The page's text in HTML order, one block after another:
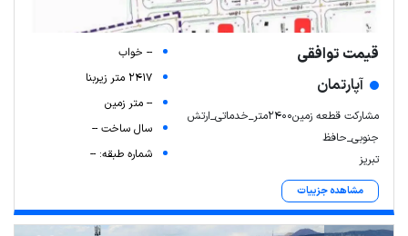
قیمت توافقی
آپارتمان
مشارکت قطعه زمین2400متر_خدماتی_ارتش
جنوبی_حافظ
تبریز
مشاهده جزییات
-- خواب
2417 متر زیربنا
-- متر زمین
سال ساخت --
شماره طبقه: --